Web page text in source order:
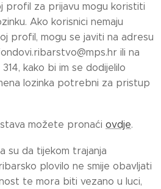
profil za prijavu mogu koristiti
Ako korisnici nemaju
profil, mogu se javiti na adresu
ili na
kako bi im se dodijelilo
lozinka potrebni za pristup
možete pronaći ovdje.
su da tijekom trajanja
plovilo ne smije obavljati
te mora biti vezano u luci,